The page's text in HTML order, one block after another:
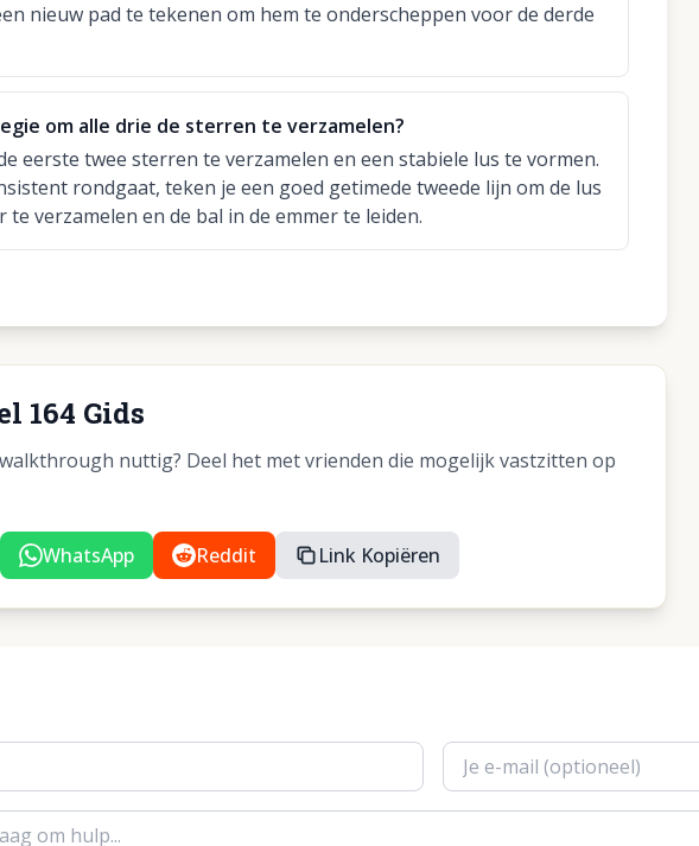
nieuw pad te tekenen om hem te onderscheppen voor de derde
om alle drie de sterren te verzamelen?
eerste twee sterren te verzamelen en een stabiele lus te vormen.
rondgaat, teken je een goed getimede tweede lijn om de lus
verzamelen en de bal in de emmer te leiden.
164 Gids
walkthrough nuttig? Deel het met vrienden die mogelijk vastzitten op
WhatsApp Reddit Link Kopiëren